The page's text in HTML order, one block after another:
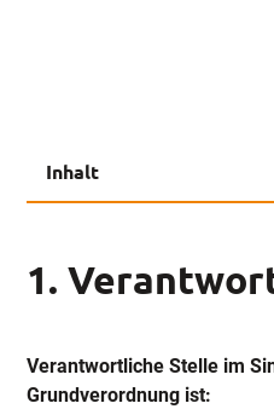
1.
Verantwortliche Stelle im
Grundverordnung ist:
Inhalt
Daten